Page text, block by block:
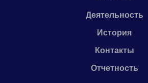
Деятельность
История
Контакты
Отчетность